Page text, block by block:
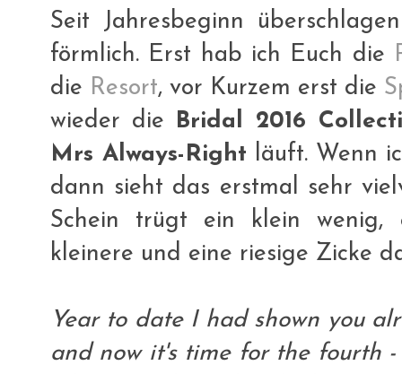
Seit Jahresbeginn
förmlich. Erst hab ich Euch die
die Resort, vor Kurzem erst die
wieder die Bridal 2016
Mrs Always-Right läuft. Wenn
dann sieht das erstmal sehr
Schein trügt ein klein
kleinere und eine riesige Zicke
Year to date I had shown you
and now it's time for the fourth